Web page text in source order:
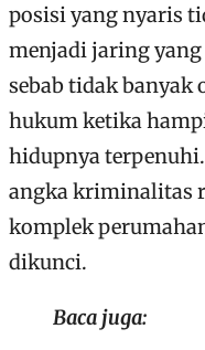
posisi yang nyaris
menjadi jaring
sebab tidak banyak
hukum ketika
hidupnya
angka kriminalitas
komplek
dikunci.
Baca juga: